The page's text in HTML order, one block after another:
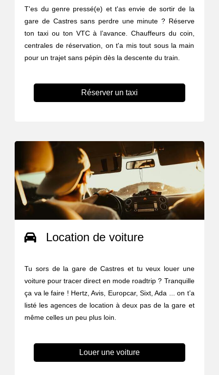
T'es du genre pressé(e) et t'as envie de sortir de la
gare de Castres sans perdre une minute ? Réserve
ton taxi ou ton VTC à l’avance. Chauffeurs du coin,
centrales de réservation, on t'a mis tout sous la main
pour un trajet sans pépin dès la descente du train.
Réserver un taxi
Location de voiture
Tu sors de la gare de Castres et tu veux louer une
voiture pour tracer direct en mode roadtrip ? Tranquille
ça va le faire ! Hertz, Avis, Europcar, Sixt, Ada ... on t’a
listé les agences de location à deux pas de la gare et
même celles un peu plus loin.
Louer une voiture